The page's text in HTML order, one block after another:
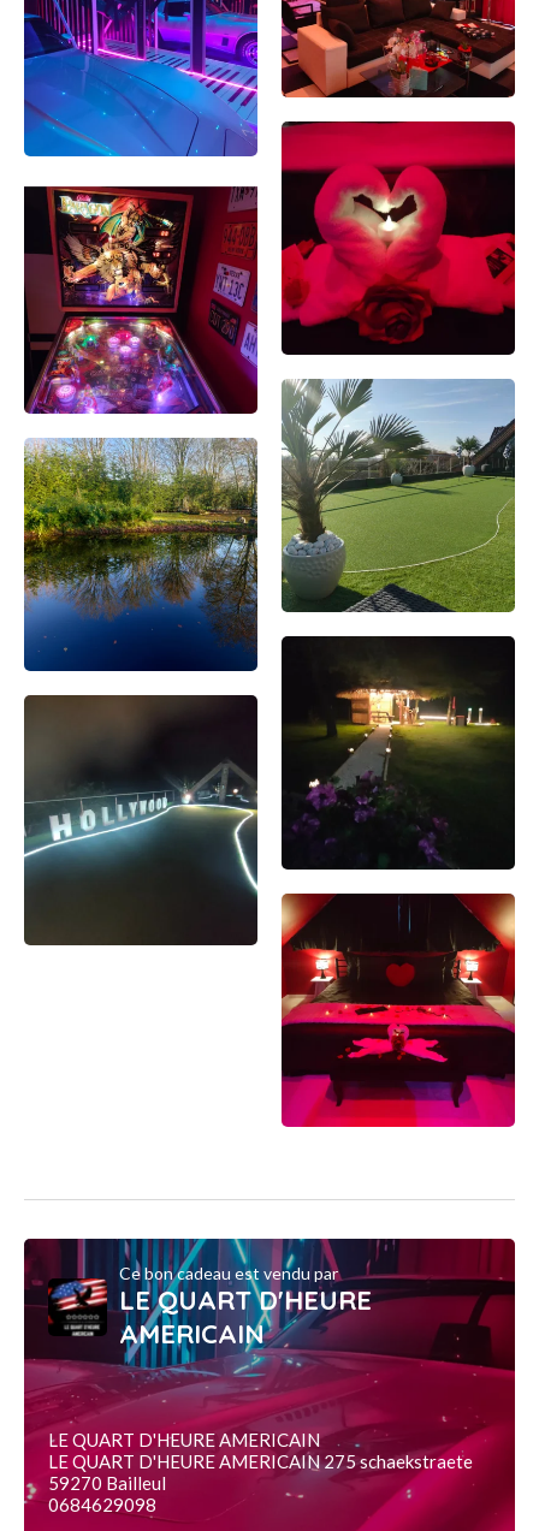
Ce bon cadeau est vendu par
LE QUART D'HEURE
AMERICAIN
LE QUART D'HEURE AMERICAIN
LE QUART D'HEURE AMERICAIN 275 schaekstraete
59270 Bailleul
0684629098